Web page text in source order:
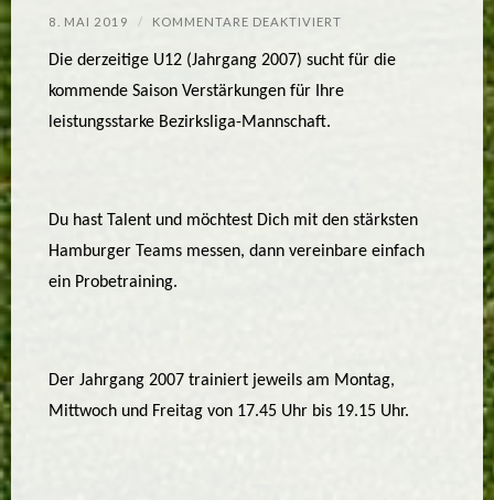
8. MAI 2019 / KOMMENTARE DEAKTIVIERT
DICH
Die derzeitige U12 (Jahrgang 2007) sucht für die
kommende Saison Verstärkungen für Ihre
leistungsstarke Bezirksliga-Mannschaft.
Du hast Talent und möchtest Dich mit den stärksten
Hamburger Teams messen, dann vereinbare einfach
ein Probetraining.
Der Jahrgang 2007 trainiert jeweils am Montag,
Mittwoch und Freitag von 17.45 Uhr bis 19.15 Uhr.